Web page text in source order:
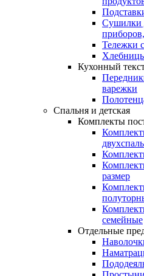
Сушилки
Тележки
Кухонный
варежки
Спальня и детская
Комплекты
размер
семейные
Отдельные